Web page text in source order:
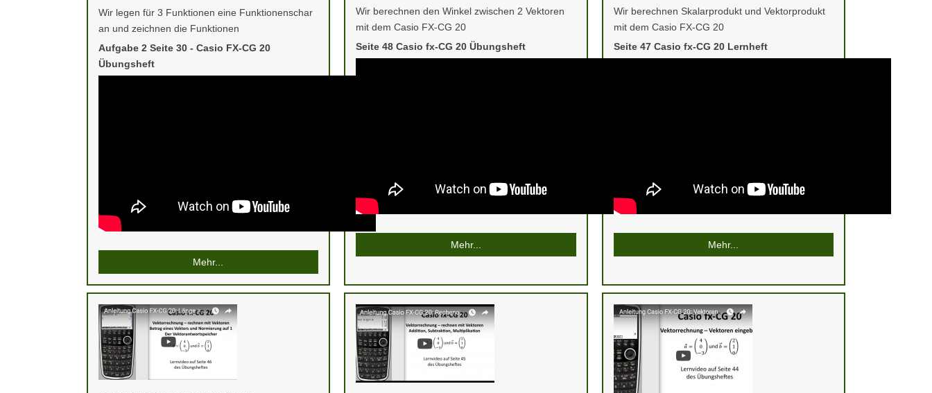
Wir legen für 3 Funktionen eine Funktionenschar
an und zeichnen die Funktionen
Aufgabe 2 Seite 30 - Casio FX-CG 20
Übungsheft
Mehr...
Wir berechnen den Winkel zwischen 2 Vektoren
mit dem Casio FX-CG 20
Seite 48 Casio fx-CG 20 Übungsheft
Mehr...
Wir berechnen Skalarprodukt und Vektorprodukt
mit dem Casio FX-CG 20
Seite 47 Casio fx-CG 20 Lernheft
Mehr...